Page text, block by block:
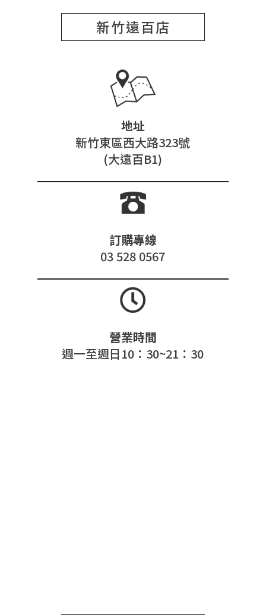
新竹遠百店
地址
新竹東區西大路323號
(大遠百B1)
訂購專線
03 528 0567
營業時間
週一至週日10：30~21：30